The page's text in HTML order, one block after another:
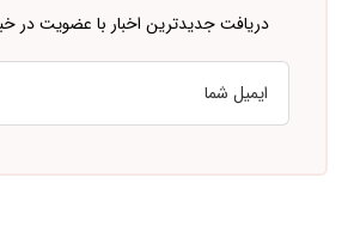
دریافت جدیدترین اخبار با عضویت در